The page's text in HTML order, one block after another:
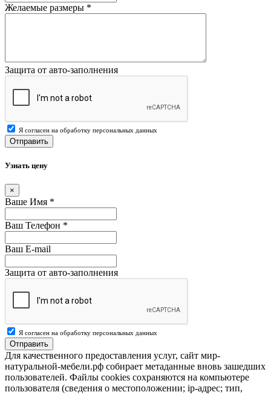
Желаемые размеры *
Защита от авто-заполнения
Я согласен на обработку персональных данных
Отправить
Узнать цену
×
Ваше Имя *
Ваш Телефон *
Ваш E-mail
Защита от авто-заполнения
Я согласен на обработку персональных данных
Отправить
Для качественного предоставления услуг, сайт мир-
натуральной-мебели.рф собирает метаданные вновь зашедших
пользователей. Файлы cookies сохраняются на компьютере
пользователя (сведения о местоположении; ip-адрес; тип,